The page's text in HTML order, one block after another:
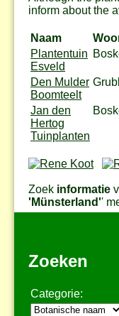
inform about the
Naam
Plantentuin
Esveld
Den Mulder
Boomteelt
Jan den
Hertog
Tuinplanten
Zoek informatie
'Münsterland''
Zoeken
Categorie: